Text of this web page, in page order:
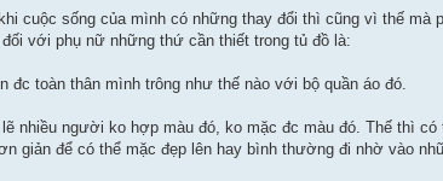
cuộc sống của mình có những thay đổi thì cũng vì thế mà
với phụ nữ những thứ cần thiết trong tủ đồ là:
toàn thân mình trông như thế nào với bộ quần áo đó.
nhiều người ko hợp màu đó, ko mặc đc màu đó. Thế thì có
giản để có thể mặc đẹp lên hay bình thường đi nhờ vào